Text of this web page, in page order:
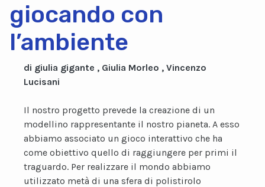
giocando con
l’ambiente
di giulia gigante , Giulia Morleo , Vincenzo
Lucisani
Il nostro progetto prevede la creazione di un
modellino rappresentante il nostro pianeta. A esso
abbiamo associato un gioco interattivo che ha
come obiettivo quello di raggiungere per primi il
traguardo. Per realizzare il mondo abbiamo
utilizzato metà di una sfera di polistirolo